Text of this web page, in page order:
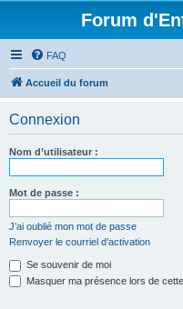
Forum
FAQ
Accueil du forum
Connexion
Nom d’utilisateur :
Mot de passe :
J’ai oublié mon mot de passe
Renvoyer le courriel d’activation
Se souvenir de moi
Masquer ma présence lors de